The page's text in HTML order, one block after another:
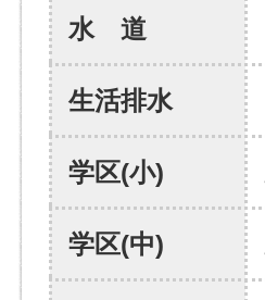
水 道
生活排水
学区(小)
学区(中)